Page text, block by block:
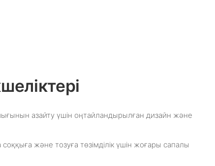
азайту үшін оңтайландырылған дизайн және
соққыға және тозуға төзімділік үшін жоғары сапалы